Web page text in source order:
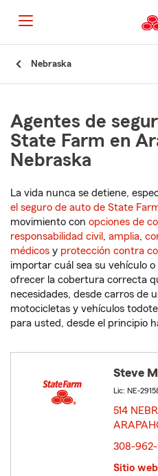
al
Nebraska
Agentes de
State Farm en
Nebraska
La vida nunca se detiene,
el seguro de auto de State
movimiento con opciones de
responsabilidad civil , amplia,
médicos y protección contra
importar cuál sea su vehículo
ofrecer la cobertura correcta
necesidades, desde carros de
motocicletas y vehículos
para usted, desde el principio
Steve
Lic: NE-
514
308-962-
Sitio